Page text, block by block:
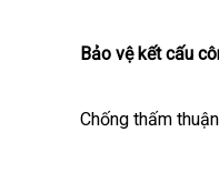
Bảo vệ kết cấu
Chống thấm